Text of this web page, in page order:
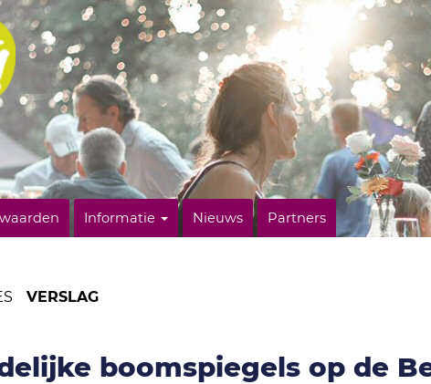
Informatie Nieuws Partners
VERSLAG
boomspiegels op de